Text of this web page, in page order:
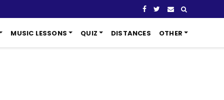
MUSIC LESSONS QUIZ DISTANCES OTHER